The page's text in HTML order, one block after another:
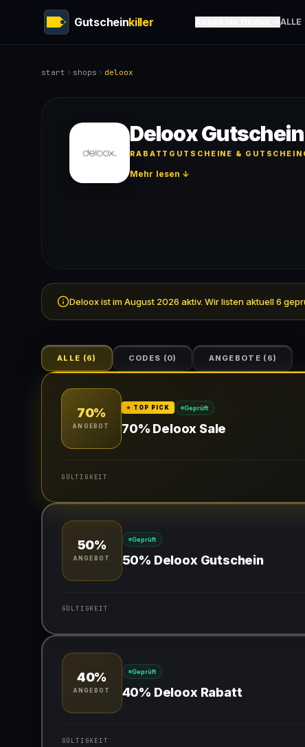
Gutscheinkiller ALLE
start shops deloox
Deloox Gutschein
RABATTGUTSCHEINE &
Mehr lesen ↓
Deloox ist im August 2026 aktiv. Wir listen aktuell 6
ALLE (6) CODES (0) ANGEBOTE ( 6)
70%
ANGEBOT
⭐ TOP PICK Geprüft
70% Deloox Sale
GÜLTIGKEIT
Gültig für teilnehmende Produkte
50%
ANGEBOT
Geprüft
50% Deloox Gutschein
GÜLTIGKEIT
Gültig für teilnehmende Produkte
40%
ANGEBOT
Geprüft
40% Deloox Rabatt
GÜLTIGKEIT